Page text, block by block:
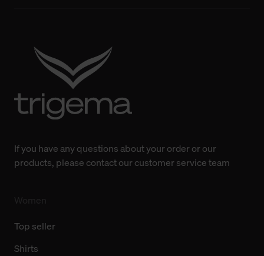
Weitere Informationen über Cookies und Web-
Technologien sowie die Nutzung Ihrer persönlichen Daten
finden Sie in unserer Datenschutzerklärung.
If you have any questions about your order or our
products, please contact our customer service team
Top seller
Shirts